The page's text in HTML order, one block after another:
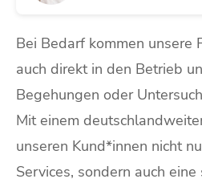
Bei Bedarf kommen unsere
auch direkt in den Betrieb
Begehungen oder
Mit einem
unseren Kund*innen nicht
Services, sondern auch